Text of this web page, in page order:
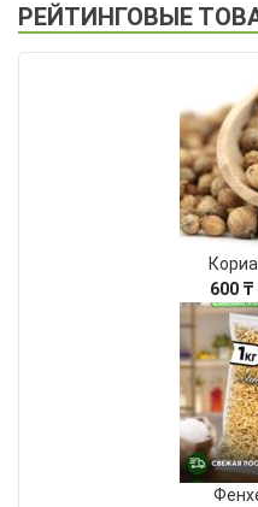
РЕЙТИНГОВЫЕ
600 ₸